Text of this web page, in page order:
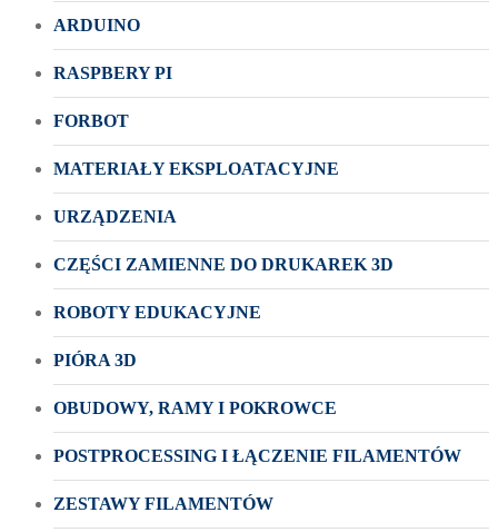
ARDUINO
RASPBERY PI
FORBOT
MATERIAŁY EKSPLOATACYJNE
URZĄDZENIA
CZĘŚCI ZAMIENNE DO DRUKAREK 3D
ROBOTY EDUKACYJNE
PIÓRA 3D
OBUDOWY, RAMY I POKROWCE
POSTPROCESSING I ŁĄCZENIE FILAMENTÓW
ZESTAWY FILAMENTÓW